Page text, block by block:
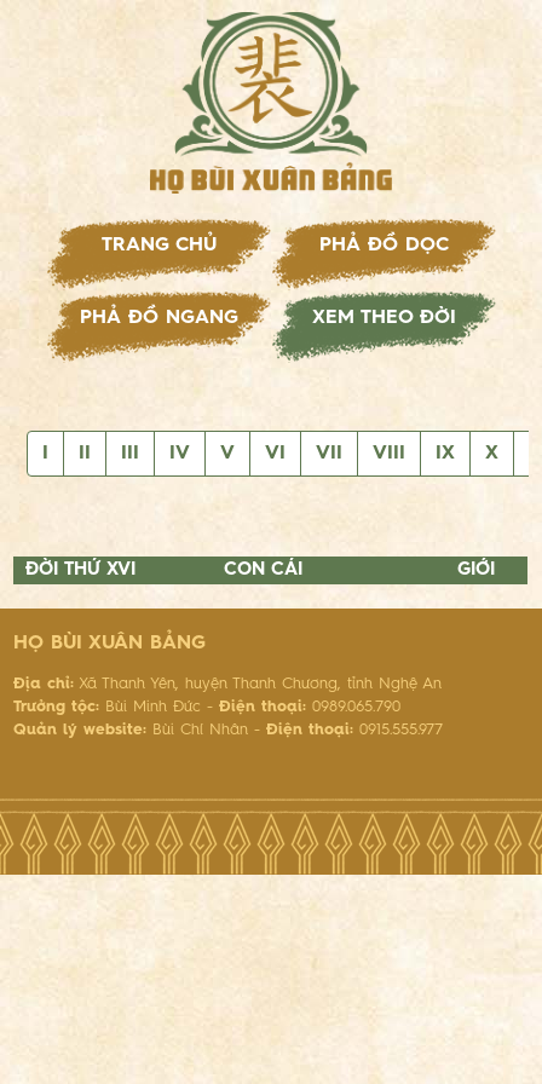
TRANG CHỦ PHẢ ĐỒ DỌC
PHẢ ĐỒ NGANG XEM THEO ĐỜI
IV V VI VII VIII IX X
ĐỜI THỨ XVI CON CÁI GIỚI
HỌ BÙI XUÂN BẢNG
Địa chỉ: Xã Thanh Yên, huyện Thanh Chương, tỉnh Nghệ An
Trưởng tộc: Bùi Minh Đức -Điện thoại: 0989.065.790
Quản lý website: Bùi Chí Nhân -Điện thoại: 0915.555.977